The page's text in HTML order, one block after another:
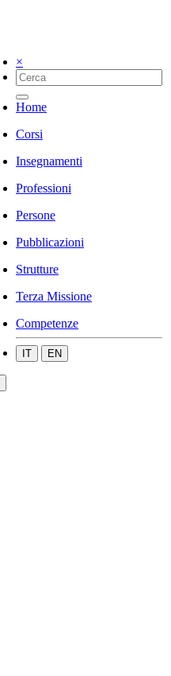
×
Home
Corsi
Insegnamenti
Professioni
Persone
Pubblicazioni
Strutture
Terza Missione
Competenze
IT EN